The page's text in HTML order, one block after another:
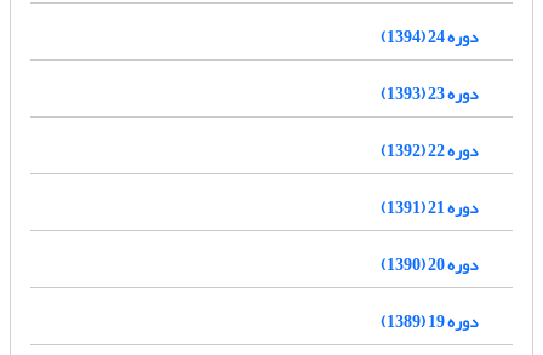
دوره 24 (1394)
دوره 23 (1393)
دوره 22 (1392)
دوره 21 (1391)
دوره 20 (1390)
دوره 19 (1389)